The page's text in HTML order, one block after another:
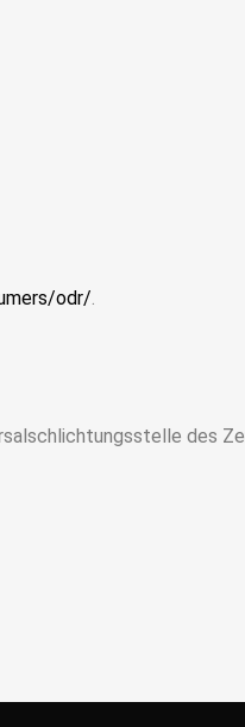
odr/.
des